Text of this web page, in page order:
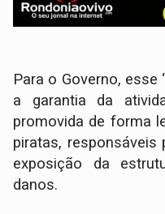
Para o Governo, esse
a garantia da
promovida de forma
piratas,
exposição da
danos.